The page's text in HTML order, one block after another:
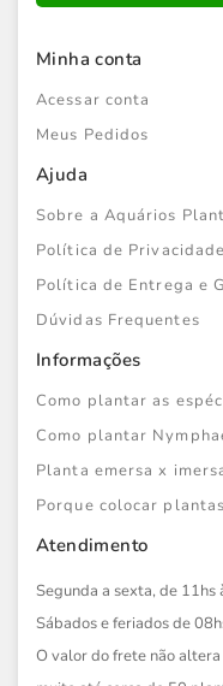
Minha conta
Acessar conta
Meus Pedidos
Ajuda
Sobre a Aquários
Política de
Política de Entrega e
Dúvidas Frequentes
Informações
Como plantar as
Como plantar
Planta emersa x
Porque colocar
Atendimento
Segunda a sexta, de 11hs
Sábados e feriados de
O valor do frete não altera